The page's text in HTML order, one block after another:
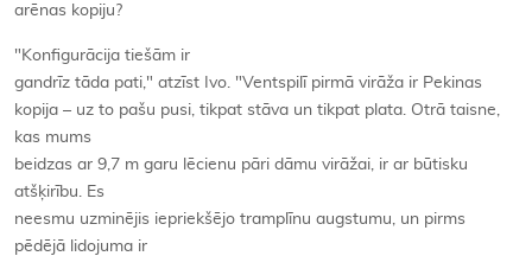
arēnas kopiju?
"Konfigurācija tiešām ir
gandrīz tāda pati," atzīst Ivo. "Ventspilī pirmā virāža ir Pekinas
kopija – uz to pašu pusi, tikpat stāva un tikpat plata. Otrā taisne,
kas mums
beidzas ar 9,7 m garu lēcienu pāri dāmu virāžai, ir ar būtisku
atšķirību. Es
neesmu uzminējis iepriekšējo tramplīnu augstumu, un pirms
pēdējā lidojuma ir